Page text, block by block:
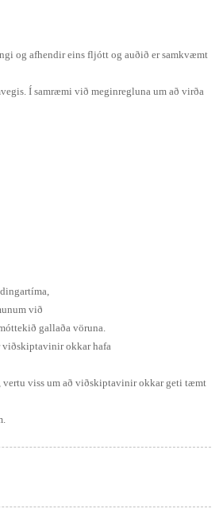
og afhendir eins fljótt og auðið er samkvæmt
Í samræmi við meginregluna um að virða
við
gallaða vöruna.
viðskiptavinir okkar hafa
vertu viss um að viðskiptavinir okkar geti tæmt